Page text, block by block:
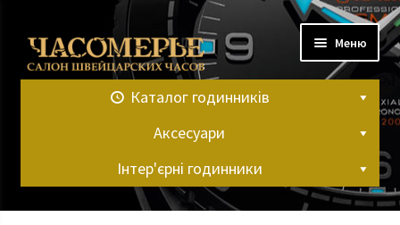
до
навігації
до
вмісту
Меню
Каталог годинників
Аксесуари
Інтер'єрні годинники
Головна